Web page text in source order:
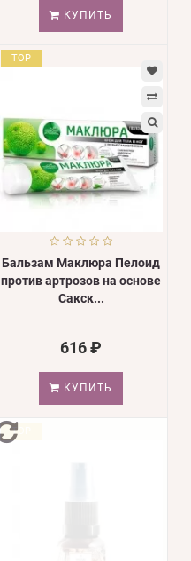
КУПИТЬ
TOP
Бальзам Маклюра Пелоид
против артрозов на основе
Сакск...
616 ₽
КУПИТЬ
TOP